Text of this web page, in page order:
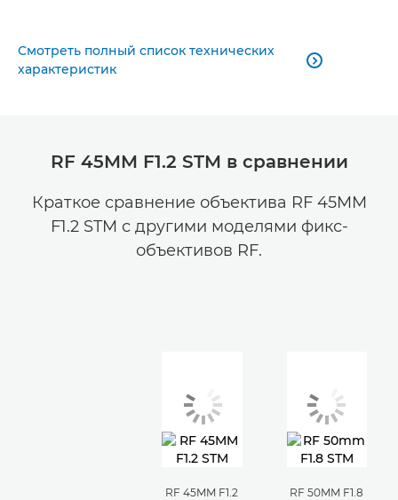
Смотреть полный список технических
характеристик

RF 45MM F1.2 STM в сравнении
Краткое сравнение объектива RF 45MM
F1.2 STM с другими моделями фикс-
объективов RF.
RF 45MM F1.2
RF 50MM F1.8